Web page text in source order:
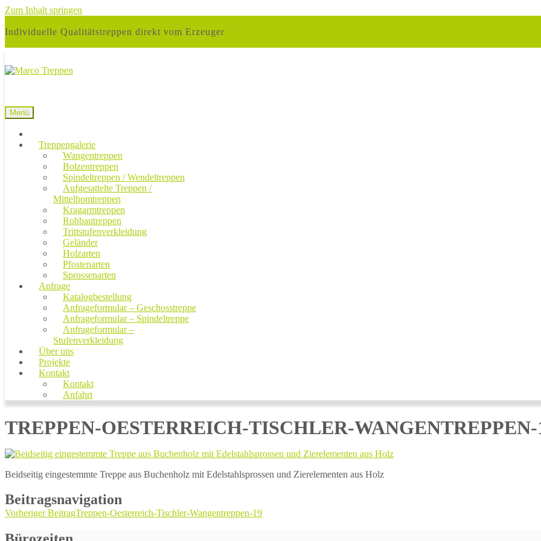
Zum Inhalt springen
Individuelle Qualitätstreppen direkt vom Erzeuger
Menü
Treppengalerie
Wangentreppen
Bolzentreppen
Spindeltreppen / Wendeltreppen
Aufgesattelte Treppen /
Mittelhomtreppen
Kragarmtreppen
Rohbautreppen
Trittstufenverkleidung
Geländer
Holzarten
Pfostenarten
Sprossenarten
Anfrage
Katalogbestellung
Anfrageformular – Geschosstreppe
Anfrageformular – Spindeltreppe
Anfrageformular –
Stufenverkleidung
Über uns
Projekte
Kontakt
Kontakt
Anfahrt
TREPPEN-OESTERREICH-TISCHLER-WANGENTREPPEN-
Beidseitig eingestemmte Treppe aus Buchenholz mit Edelstahlsprossen und Zierelementen aus Holz
Beitragsnavigation
Vorheriger BeitragTreppen-Oesterreich-Tischler-Wangentreppen-19